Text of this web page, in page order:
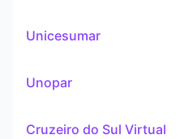
Unicesumar
Unopar
Cruzeiro do Sul Virtual